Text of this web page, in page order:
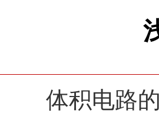
体积电路的